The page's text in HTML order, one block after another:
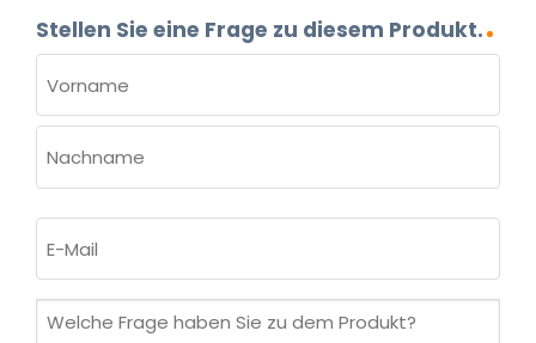
Stellen Sie eine Frage zu diesem Produkt.
(ERFORDERLICH)
Vorname
Mail
Welche